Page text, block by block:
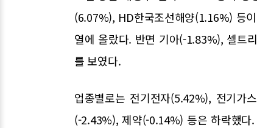
(6.07%), HD한국조선해양(1.16%) 등
열에 올랐다. 반면 기아(-1.83%), 셀트
를 보였다.
업종별로는 전기전자(5.42%), 전기가
(-2.43%), 제약(-0.14%) 등은 하락했